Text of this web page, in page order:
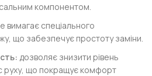
компонентом.
вимагає спеціального
що забезпечує простоту заміни.
дозволяє знизити рівень
руху, що покращує комфорт